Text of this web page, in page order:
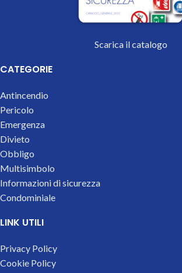
Scarica il catalogo
CATEGORIE
Antincendio
Pericolo
Emergenza
Divieto
Obbligo
Multisimbolo
Informazioni di sicurezza
Condominiale
LINK UTILI
Privacy Policy
Cookie Policy